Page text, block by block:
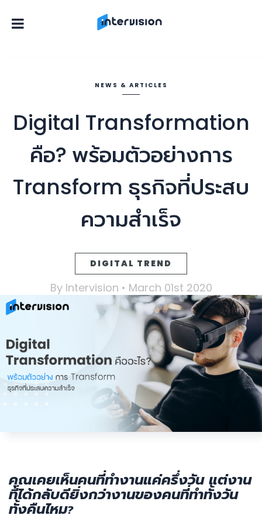
NEWS & ARTICLES
Digital Transformation
คือ? พร้อมตัวอย่างการ
Transform ธุรกิจที่ประสบ
ความสำเร็จ
DIGITAL TREND
By Intervision • March 01st 2020
คุณเคยเห็นคนที่ทำงานแค่ครึ่งวัน แต่งาน
ที่ได้กลับดียิ่งกว่างานของคนที่ทำทั้งวัน
ทั้งคืนไหม?